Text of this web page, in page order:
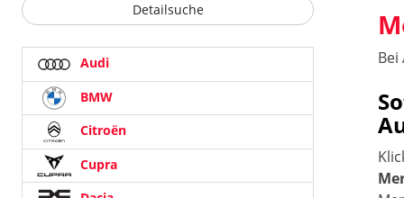
Detailsuche
Audi
BMW
Citroën
Cupra